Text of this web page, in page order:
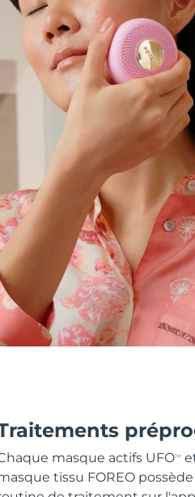
masque actifs UFOTM
tissu FOREO